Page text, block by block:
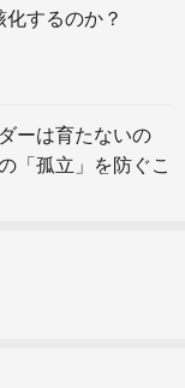
するのか？
ーは育たないの
「孤立」を防ぐこ
み